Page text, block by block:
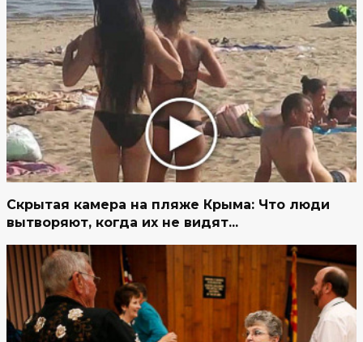
Скрытая камера на пляже Крыма: Что люди
вытворяют, когда их не видят...